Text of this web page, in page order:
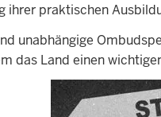
ihrer praktischen
unabhängige
das Land einen